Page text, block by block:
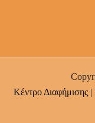
Κέντρο Διαφήμισης